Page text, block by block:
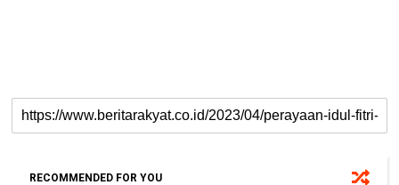
RECOMMENDED FOR YOU